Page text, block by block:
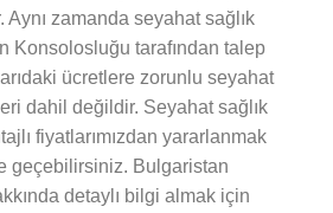
zamanda seyahat sağlık
Konsolosluğu tarafından talep
ücretlere zorunlu seyahat
dahil değildir. Seyahat sağlık
fiyatlarımızdan yararlanmak
geçebilirsiniz. Bulgaristan
detaylı bilgi almak için